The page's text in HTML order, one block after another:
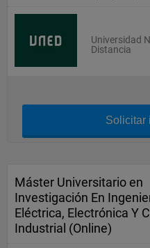
Universidad
Distancia
Solicitar
Máster Universitario en
Investigación En
Eléctrica, Electrónica Y
Industrial (Online)